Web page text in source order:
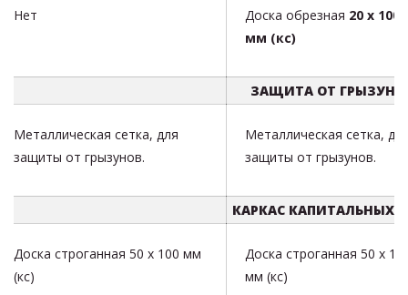
Нет Доска обрезная 20 х 100
мм (кс)
ЗАЩИТА ОТ
Металлическая сетка, для
защиты от грызунов.
Металлическая сетка,
защиты от грызунов.
КАРКАС КАПИТАЛЬНЫХ
Доска строганная 50 х 100 мм
(кс)
Доска строганная 50 х
мм (кс)